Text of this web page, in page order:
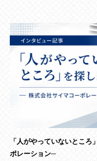
「人がやっていないとこ
ポレーション─